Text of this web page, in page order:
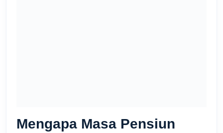
Mengapa Masa Pensiun